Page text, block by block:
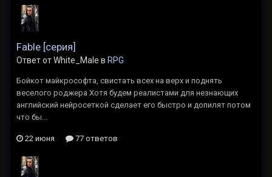
Fable [серия]
Ответ от White_Male в RPG
Бойкот майкрософта, свистать всех на верх и поднять
веселого роджера Хотя будем реалистами для незнающих
английский нейросеткой сделает его быстро и допилят потом
что бы...
22 июня 77 ответов